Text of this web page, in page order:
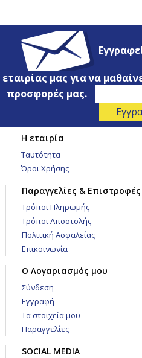
εταιρίας μας για να
προσφορές μας.
Η εταιρία
Ταυτότητα
Όροι Χρήσης
Παραγγελίες & Επιστροφές
Τρόποι Πληρωμής
Τρόποι Αποστολής
Πολιτική Ασφαλείας
Επικοινωνία
Ο Λογαριασμός μου
Σύνδεση
Εγγραφή
Τα στοιχεία μου
Παραγγελίες
SOCIAL MEDIA